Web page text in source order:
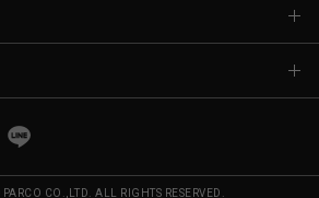
CO.,LTD. ALL RIGHTS RESERVED.